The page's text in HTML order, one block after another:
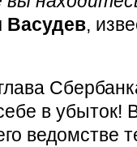
Васудев,
в убыток!
ведомстве